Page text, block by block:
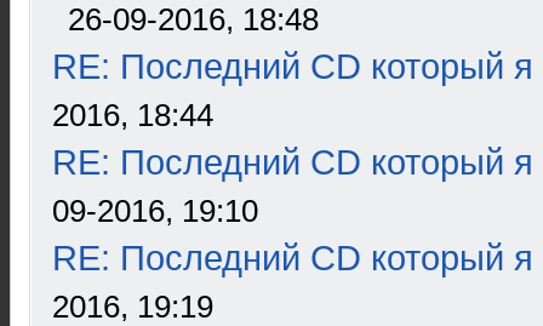
26-09-2016, 18:48
RE: Последний CD который я
2016, 18:44
RE: Последний CD который я
09-2016, 19:10
RE: Последний CD который я
2016, 19:19